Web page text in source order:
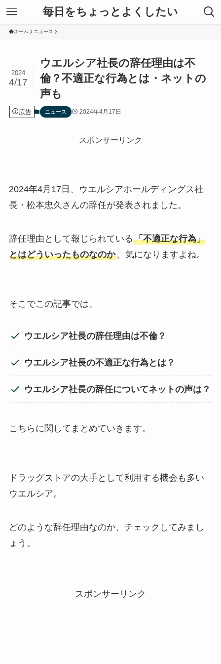
毎日をちょっとよくしたい
ホーム ニュース
ウエルシア社長の辞任理由は不
倫？不適正な行為とは・ネットの
声も
2024
4/17
広告 ニュース 2024年4月17日
スポンサーリンク
2024年4月17日、ウエルシアホールディングス社
長・松本忠久さんの辞任が発表されました。
辞任理由として報じられている「不適正な行為」
とはどういったものなのか、気になりますよね。
そこでこの記事では、
ウエルシア社長の辞任理由は不倫？
ウエルシア社長の不適正な行為とは？
ウエルシア社長の辞任についてネットの声は？
こちらに関してまとめていきます。
ドラッグストアの大手として利用する機会も多い
ウエルシア。
どのような辞任理由なのか、チェックしてみまし
ょう。
スポンサーリンク